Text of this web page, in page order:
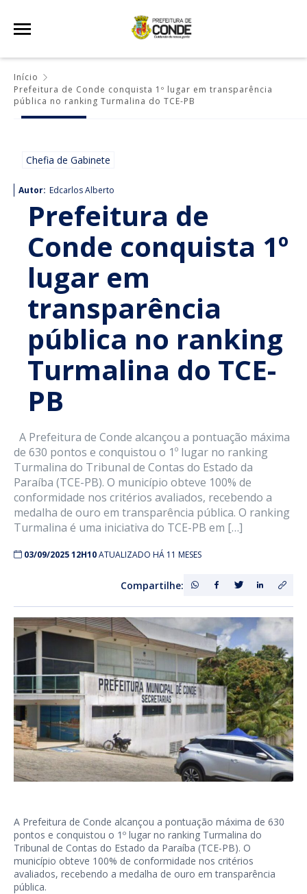
Início
Prefeitura de Conde conquista 1º lugar em transparência
pública no ranking Turmalina do TCE-PB
Chefia de Gabinete
Autor: Edcarlos Alberto
Prefeitura de
Conde conquista 1º
lugar em
transparência
pública no ranking
Turmalina do TCE-
PB
A Prefeitura de Conde alcançou a pontuação máxima
de 630 pontos e conquistou o 1º lugar no ranking
Turmalina do Tribunal de Contas do Estado da
Paraíba (TCE-PB). O município obteve 100% de
conformidade nos critérios avaliados, recebendo a
medalha de ouro em transparência pública. O ranking
Turmalina é uma iniciativa do TCE-PB em […]
03/09/2025 12H10ATUALIZADO HÁ 11 MESES
Compartilhe:
A Prefeitura de Conde alcançou a pontuação máxima de 630
pontos e conquistou o 1º lugar no ranking Turmalina do
Tribunal de Contas do Estado da Paraíba (TCE-PB). O
município obteve 100% de conformidade nos critérios
avaliados, recebendo a medalha de ouro em transparência
pública.